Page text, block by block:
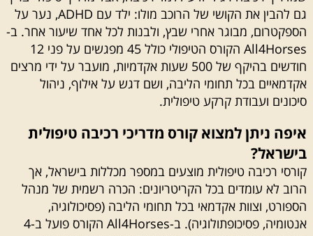
גם להבין את הקושי של הרוכב מולו: ילד עם ADHD, נער על
הספקטרום, מבוגר אחרי שבץ, ולבנות לכל אחד שיעור אחר. ב-
All4Horses הקורס הטיפולי כולל 45 מפגשים על פני 12
חודשים בהיקף של 500 שעות אקדמיות, מועבר על ידי מרצים
אקדמאיים בכל תחומי הליבה, ושם דגש על אילוף, ניהול
סיכונים ועבודת קרקע טיפולית.
איפה ניתן למצוא קורס מדריכי רכיבה טיפולית
בישראל?
קורסי רכיבה טיפולית מוצעים במספר מכללות בישראל, אך
הרוב לא עומדים בכל הקריטריונים: הכרה רשמית של מנהל
הספורט, וצוות אקדמאי בכל תחומי הליבה (פסיכולוגיה,
אנטומיה, פסיכופתולוגיה). ב-All4Horses הקורס פועל ב-4